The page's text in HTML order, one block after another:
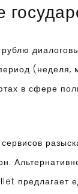
(неделя,
в сфере
предлагает